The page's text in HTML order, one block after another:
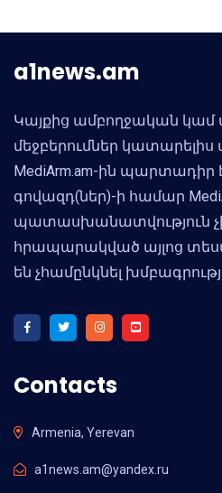
a1news.am
Կայքից ամբողջական կամ
մեջբերումներ կատարելիս
MediArm.am-ին պարտադիր
գովազդ(ներ)-ի համար
պատասխանատվություն չի
հրապարակված այլոց
են չհամընկնել
Contacts
Armenia, Yerevan
a1news.am@yandex.ru